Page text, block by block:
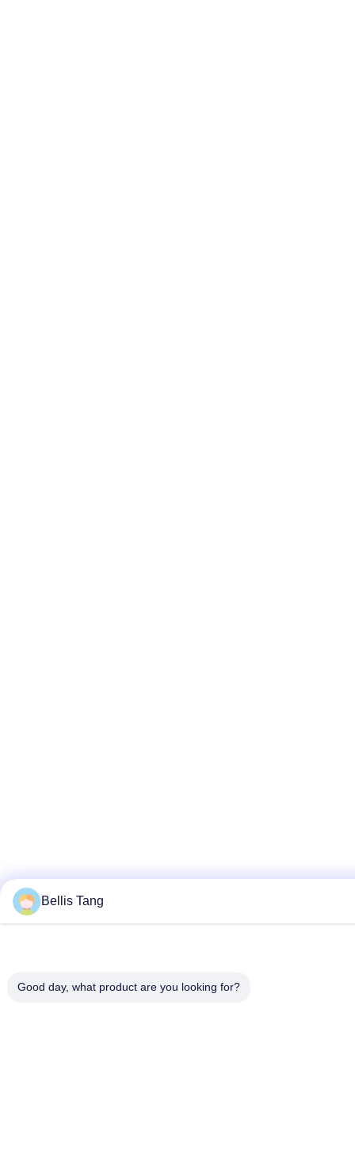
Bellis Tang
Good day, what product are you looking for?